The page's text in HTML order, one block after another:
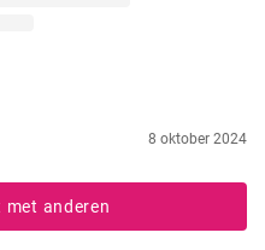
8 oktober 2024
met anderen